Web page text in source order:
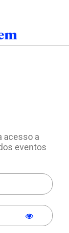
acesso a
eventos